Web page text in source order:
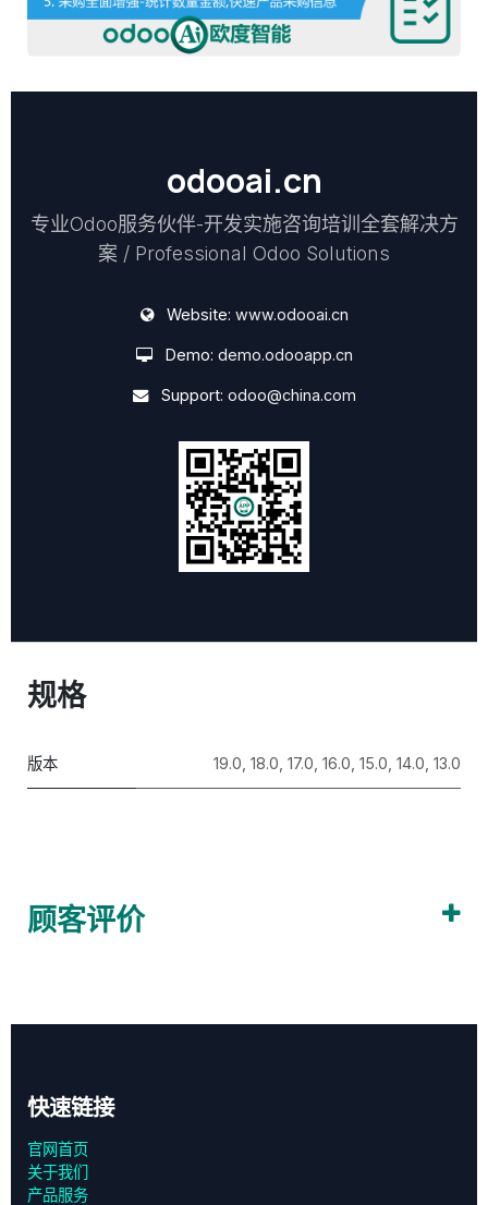
odooai.cn
专业Odoo服务伙伴-开发实施咨询培训全套解决方
案 / Professional Odoo Solutions
Website: www.odooai.cn
Demo: demo.odooapp.cn
Support: odoo@china.com
规格
版本 19.0 18.0 17.0 16.0 15.0 14.0 13.0
顾客评价
快速链接
官网首页
关于我们
产品服务